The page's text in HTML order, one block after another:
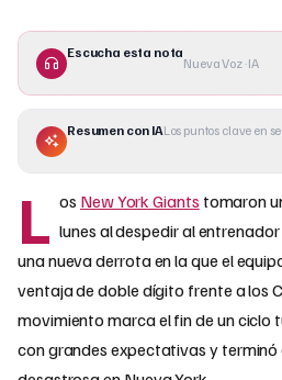
Escucha esta nota
Nueva Voz · IA
Resumen con IALos puntos clave en
L os New York Giants tomaron
lunes al despedir al
una nueva derrota en la que el
ventaja de doble dígito frente a los
movimiento marca el fin de un ciclo
con grandes expectativas y